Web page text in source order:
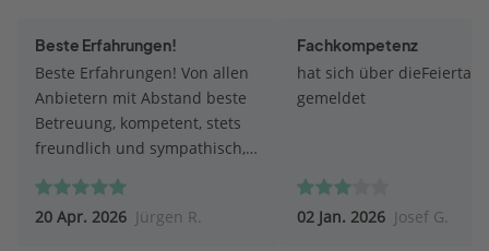
Beste Erfahrungen!
Beste Erfahrungen! Von allen
Anbietern mit Abstand beste
Betreuung, kompetent, stets
freundlich und sympathisch,
zu erwartende Engagement
hinausgehend. Dringend zu
20 Apr. 2026 Jürgen R.
Fachkompetenz
hat sich über dieFeiertage
gemeldet
02 Jan. 2026 Josef G.